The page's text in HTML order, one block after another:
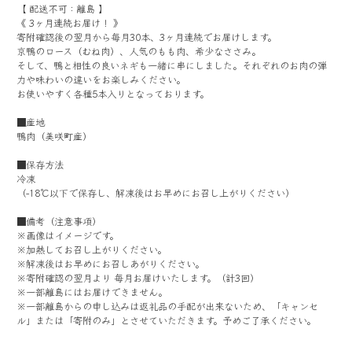
【 配送不可：離島 】
《 3ヶ月連続お届け！ 》
寄附確認後の翌月から毎月30本、3ヶ月連続でお届けします。
京鴨のロース（むね肉）、人気のもも肉、希少なささみ。
そして、鴨と相性の良いネギも一緒に串にしました。それぞれのお肉の弾
力や味わいの違いをお楽しみください。
お使いやすく各種5本入りとなっております。
■産地
鴨肉（美咲町産）
■保存方法
冷凍
（-18℃以下で保存し、解凍後はお早めにお召し上がりください）
■備考（注意事項）
※画像はイメージです。
※加熱してお召し上がりください。
※解凍後はお早めにお召しあがりください。
※寄附確認の翌月より 毎月お届けいたします。（計3回）
※一部離島にはお届けできません。
※一部離島からの申し込みは返礼品の手配が出来ないため、「キャンセ
ル」または「寄附のみ」とさせていただきます。予めご了承ください。